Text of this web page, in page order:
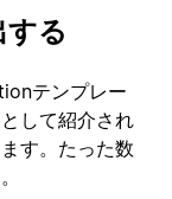
る
テンプレー
して紹介され
す。たった数